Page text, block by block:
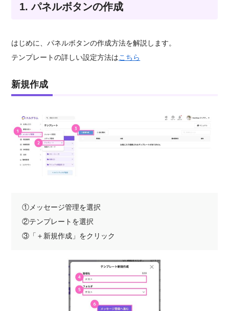
1. パネルボタンの作成
はじめに、パネルボタンの作成方法を解説します。
テンプレートの詳しい設定方法はこちら
新規作成
①メッセージ管理を選択
②テンプレートを選択
③「＋新規作成」をクリック